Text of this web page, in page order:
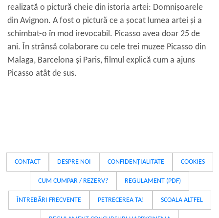
realizată o pictură cheie din istoria artei: Domnișoarele
din Avignon. A fost o pictură ce a șocat lumea artei și a
schimbat-o în mod irevocabil. Picasso avea doar 25 de
ani. În strânsă colaborare cu cele trei muzee Picasso din
Malaga, Barcelona și Paris, filmul explică cum a ajuns
Picasso atât de sus.
CONTACT DESPRE NOI CONFIDENȚIALITATE COOKIES
CUM CUMPAR / REZERV? REGULAMENT (PDF)
ÎNTREBĂRI FRECVENTE PETRECEREA TA! SCOALA ALTFEL